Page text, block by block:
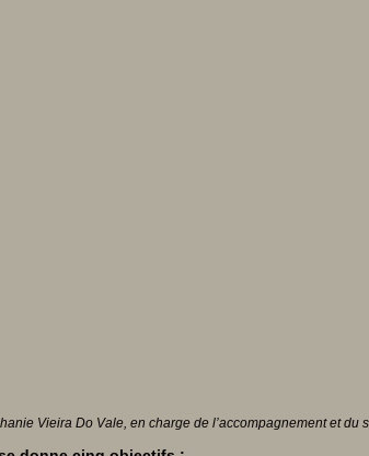
Vieira Do Vale, en charge de l’accompagnement et du